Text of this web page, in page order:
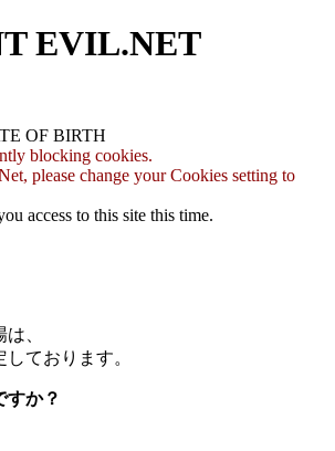
EVIL.NET
OF BIRTH
blocking cookies.
please change your Cookies setting to
access to this site this time.
、
ております。
すか？